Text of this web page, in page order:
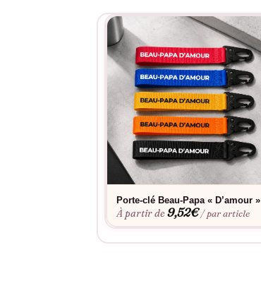
Porte-clé Beau-Papa « D’amour »
À partir de9,52€ / par article